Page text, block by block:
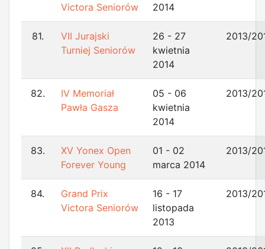
Victora Seniorów
2014
81.
VII Jurajski
Turniej Seniorów
26 - 27
kwietnia
2014
2013/
82.
IV Memoriał
Pawła Gasza
05 - 06
kwietnia
2014
2013/
83.
XV Yonex Open
Forever Young
01 - 02
marca 2014
2013/
84.
Grand Prix
Victora Seniorów
16 - 17
listopada
2013
2013/